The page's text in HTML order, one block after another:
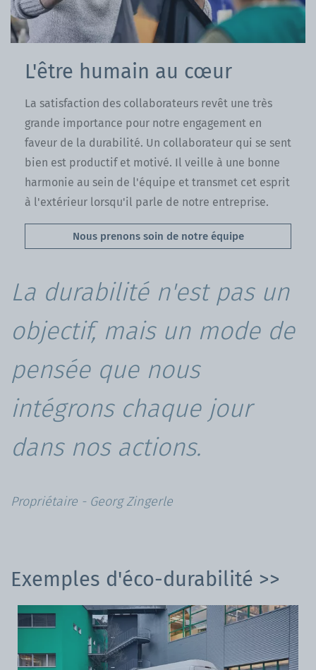
L'être humain au cœur
La satisfaction des collaborateurs revêt une très
grande importance pour notre engagement en
faveur de la durabilité. Un collaborateur qui se sent
bien est productif et motivé. Il veille à une bonne
harmonie au sein de l'équipe et transmet cet esprit
à l'extérieur lorsqu'il parle de notre entreprise.
Nous prenons soin de notre équipe
La durabilité n'est pas un
objectif, mais un mode de
pensée que nous
intégrons chaque jour
dans nos actions.
Propriétaire - Georg Zingerle
Exemples d'éco-durabilité >>